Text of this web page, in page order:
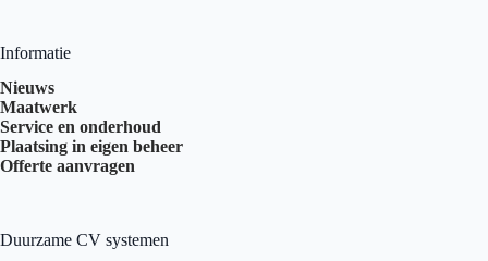
Informatie
Nieuws
Maatwerk
Service en onderhoud
Plaatsing in eigen beheer
Offerte aanvragen
Duurzame CV systemen